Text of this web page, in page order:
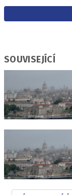
SOUVISEJÍCÍ